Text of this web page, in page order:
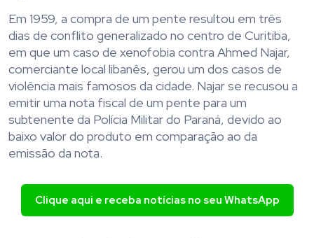
Em 1959, a compra de um pente resultou em três
dias de conflito generalizado no centro de Curitiba,
em que um caso de xenofobia contra Ahmed Najar,
comerciante local libanês, gerou um dos casos de
violência mais famosos da cidade. Najar se recusou a
emitir uma nota fiscal de um pente para um
subtenente da Polícia Militar do Paraná, devido ao
baixo valor do produto em comparação ao da
emissão da nota.
Clique aqui e receba notícias no seu WhatsApp